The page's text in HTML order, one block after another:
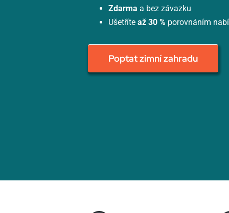
Zdarma a bez závazku
Ušetříte až 30 %porovnáním
Poptat zimní zahradu